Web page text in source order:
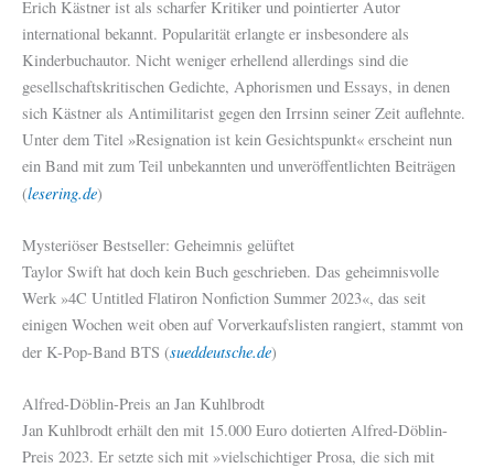
Erich Kästner ist als scharfer Kritiker und pointierter Autor
international bekannt. Popularität erlangte er insbesondere als
Kinderbuchautor. Nicht weniger erhellend allerdings sind die
gesellschaftskritischen Gedichte, Aphorismen und Essays, in denen
sich Kästner als Antimilitarist gegen den Irrsinn seiner Zeit auflehnte.
Unter dem Titel »Resignation ist kein Gesichtspunkt« erscheint nun
ein Band mit zum Teil unbekannten und unveröffentlichten Beiträgen
(lesering.de)
Mysteriöser Bestseller: Geheimnis gelüftet
Taylor Swift hat doch kein Buch geschrieben. Das geheimnisvolle
Werk »4C Untitled Flatiron Nonfiction Summer 2023«, das seit
einigen Wochen weit oben auf Vorverkaufslisten rangiert, stammt von
der K-Pop-Band BTS (sueddeutsche.de)
Alfred-Döblin-Preis an Jan Kuhlbrodt
Jan Kuhlbrodt erhält den mit 15.000 Euro dotierten Alfred-Döblin-
Preis 2023. Er setzte sich mit »vielschichtiger Prosa, die sich mit